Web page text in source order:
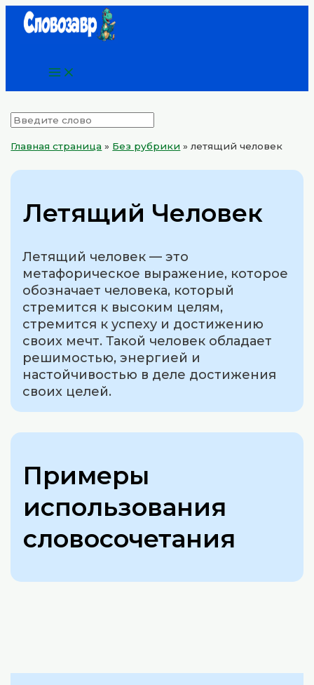
ПерейтиMain
Главная страница » Без рубрики »летящий человек
Летящий Человек
Летящий человек — это
метафорическое выражение, которое
обозначает человека, который
стремится к высоким целям,
стремится к успеху и достижению
своих мечт. Такой человек обладает
решимостью, энергией и
настойчивостью в деле достижения
своих целей.
Примеры
использования
словосочетания